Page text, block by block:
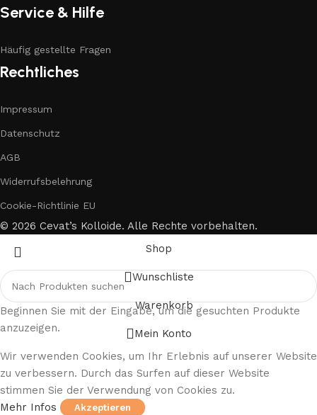
Service & Hilfe
Häufig gestellte Fragen
Rechtliches
Impressum
Datenschutz
AGB
Widerrufsbelehrung
Cookie-Richtlinie EU
© 2026 Cevat’s Kolloide. Alle Rechte vorbehalten.
Beginnen Sie mit der Eingabe, um die gesuchten Produkte
anzuzeigen.
Shop
Wunschliste
Warenkorb
Mein Konto
Wir verwenden Cookies, um Ihr Erlebnis auf unserer Website
zu verbessern. Durch das Surfen auf dieser Website
stimmen Sie der Verwendung von Cookies zu.
Mehr Infos
Akzeptieren